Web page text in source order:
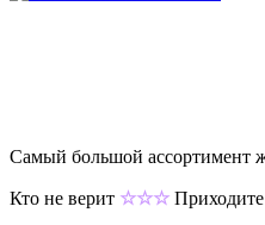
Самый большой ассортимент
Кто не верит ☆☆☆ Приходите